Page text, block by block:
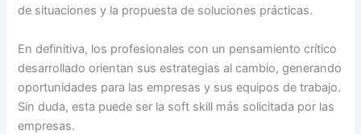
de situaciones y la propuesta de soluciones prácticas.
En definitiva, los profesionales con un pensamiento crítico
desarrollado orientan sus estrategias al cambio, generando
oportunidades para las empresas y sus equipos de trabajo.
Sin duda, esta puede ser la soft skill más solicitada por las
empresas.